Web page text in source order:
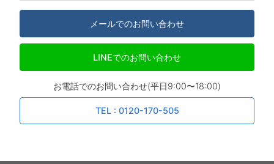
メールでのお問い合わせ
LINEでのお問い合わせ
お電話でのお問い合わせ(平日9:00〜18:00)
TEL : 0120-170-505